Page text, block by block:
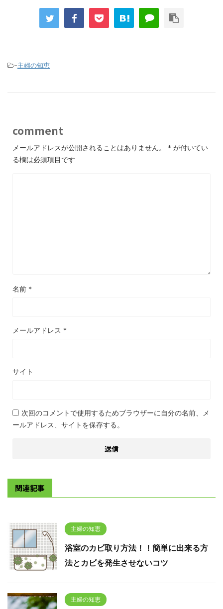
-主婦の知恵
comment
メールアドレスが公開されることはありません。 * が付いてい
る欄は必須項目です
名前 *
メールアドレス *
サイト
次回のコメントで使用するためブラウザーに自分の名前、メ
ールアドレス、サイトを保存する。
関連記事
主婦の知恵
浴室のカビ取り方法！！簡単に出来る方
法とカビを発生させないコツ
主婦の知恵